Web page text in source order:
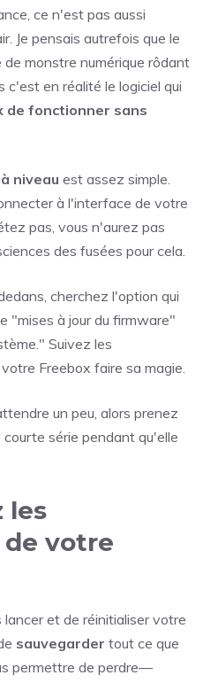
ce n'est pas aussi
Je pensais autrefois que le
monstre numérique rôdant
c'est en réalité le logiciel qui
de fonctionner sans
niveau est assez simple.
à l'interface de votre
pas, vous n'aurez pas
des fusées pour cela.
cherchez l'option qui
"mises à jour du firmware"
Suivez les
votre Freebox faire sa magie.
un peu, alors prenez
série pendant qu'elle
les
votre
et de réinitialiser votre
sauvegarder tout ce que
permettre de perdre—